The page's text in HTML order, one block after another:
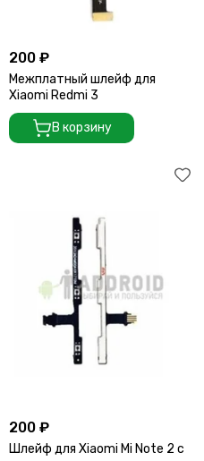
200 ₽
Межплатный шлейф для
Xiaomi Redmi 3
В корзину
200 ₽
Шлейф для Xiaomi Mi Note 2 с